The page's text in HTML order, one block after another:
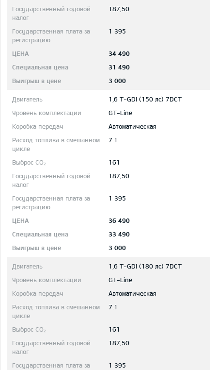
187,50
1 395
34 490
31 490
3 000
1,6 T-GDI (150 лс) 7DCT
GT-Line
Автоматическая
7.1
161
187,50
1 395
36 490
33 490
3 000
1,6 T-GDI (180 лс) 7DCT
GT-Line
Автоматическая
7.1
161
187,50
1 395